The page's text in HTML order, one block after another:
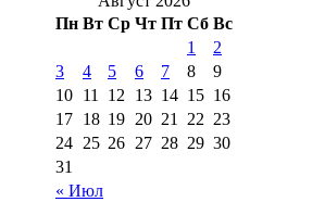
Пн Вт Ср Чт Пт Сб Вс
« Июл
1
2
3
4 5 6 7 8
9
10 11 12 13 14 15 16
17 18 19 20 21 22 23
24 25 26 27 28 29 30
31